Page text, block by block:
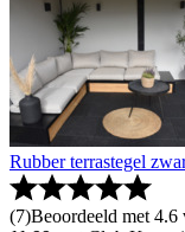
Rubber terrastegel
(7)Beoordeeld met 4.6